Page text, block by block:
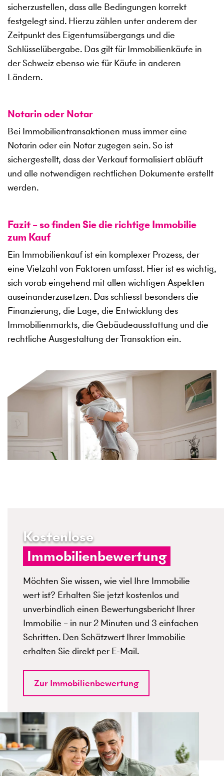
sicherzustellen, dass alle Bedingungen korrekt
festgelegt sind. Hierzu zählen unter anderem der
Zeitpunkt des Eigentumsübergangs und die
Schlüsselübergabe. Das gilt für Immobilienkäufe in
der Schweiz ebenso wie für Käufe in anderen
Ländern.
Notarin oder Notar
Bei Immobilientransaktionen muss immer eine
Notarin oder ein Notar zugegen sein. So ist
sichergestellt, dass der Verkauf formalisiert abläuft
und alle notwendigen rechtlichen Dokumente erstellt
werden.
Fazit – so finden Sie die richtige Immobilie
zum Kauf
Ein Immobilienkauf ist ein komplexer Prozess, der
eine Vielzahl von Faktoren umfasst. Hier ist es wichtig,
sich vorab eingehend mit allen wichtigen Aspekten
auseinanderzusetzen. Das schliesst besonders die
Finanzierung, die Lage, die Entwicklung des
Immobilienmarkts, die Gebäudeausstattung und die
rechtliche Ausgestaltung der Transaktion ein.
Kostenlose
Immobilienbewertung
Möchten Sie wissen, wie viel Ihre Immobilie
wert ist? Erhalten Sie jetzt kostenlos und
unverbindlich einen Bewertungsbericht Ihrer
Immobilie – in nur 2 Minuten und 3 einfachen
Schritten. Den Schätzwert Ihrer Immobilie
erhalten Sie direkt per E-Mail.
Zur Immobilienbewertung